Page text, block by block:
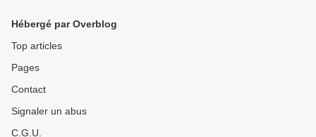
Hébergé par Overblog
Top articles
Pages
Contact
Signaler un abus
C.G.U.